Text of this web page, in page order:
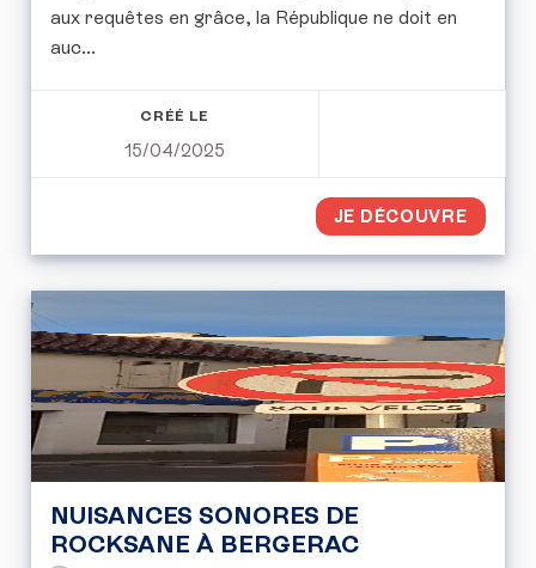
aux requêtes en grâce, la République ne doit en
auc...
CRÉÉ LE
15/04/2025
JE DÉCOUVRE
NUISANCES SONORES DE
ROCKSANE À BERGERAC